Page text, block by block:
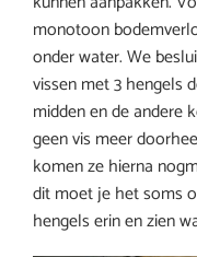
monotoon
onder water. We
vissen met 3 hengels
midden en de andere
geen vis meer
komen ze hierna
dit moet je het soms
hengels erin en zien